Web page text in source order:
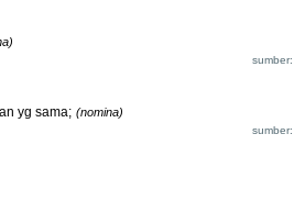
yg sama; (nomina)